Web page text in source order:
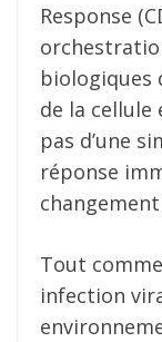
Response
biologiques
de la cellule
pas d’une
réponse
Tout
infection